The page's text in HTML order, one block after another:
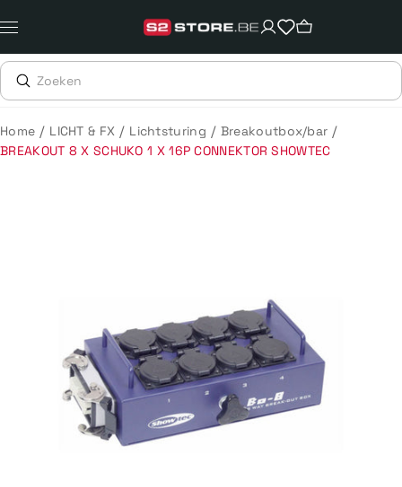
naar
content
Home / LICHT & FX / Lichtsturing / Breakoutbox/bar /
BREAKOUT 8 X SCHUKO 1 X 16P CONNEKTOR SHOWTEC